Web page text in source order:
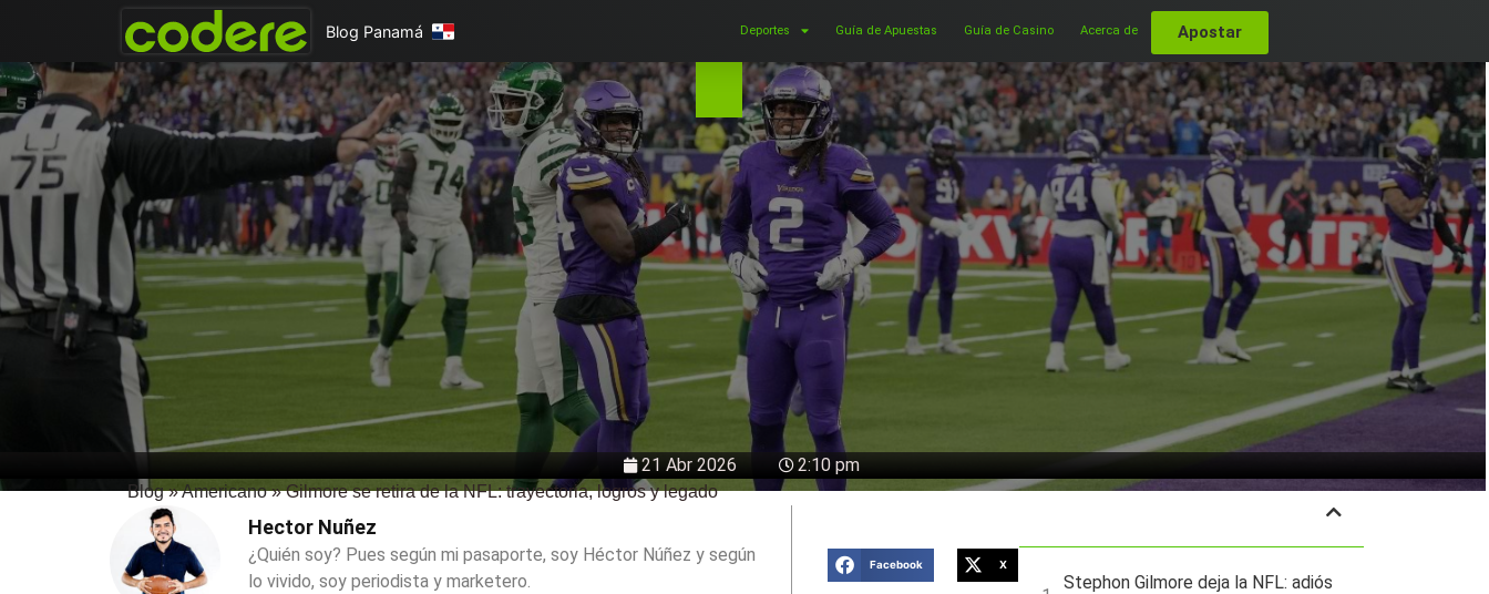
Blog Panamá Deportes Guía de Apuestas Guía de Casino Acerca de Apostar
21 Abr 2026 2:10 pm
Blog»Americano»Gilmore se retira de la NFL: trayectoria, logros y legado
Hector Nuñez
¿Quién soy? Pues según mi pasaporte, soy Héctor Núñez y según
lo vivido, soy periodista y marketero.
Facebook X
Stephon Gilmore deja la NFL: adiós